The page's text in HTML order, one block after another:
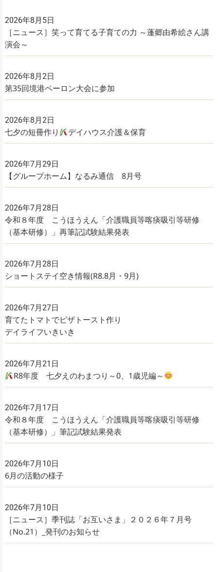
2026年8月5日
［ニュース］笑って育てる子育ての力 ～蓬郷由希絵さん講
演会～
2026年8月2日
第35回境港ペーロン大会に参加
2026年8月2日
七夕の短冊作り デイハウス介護＆保育
2026年7月29日
【グループホーム】なるみ通信 8月号
2026年7月28日
令和８年度 こうほうえん「介護職員等喀痰吸引等研修
（基本研修）」再筆記試験結果発表
2026年7月28日
ショートステイ空き情報(R8.8月・9月)
2026年7月27日
育てたトマトでピザトースト作り
デイライフいきいき
2026年7月21日
R8年度 七夕えのわまつり～0、1歳児編～
2026年7月17日
令和８年度 こうほうえん「介護職員等喀痰吸引等研修
（基本研修）」筆記試験結果発表
2026年7月10日
6月の活動の様子
2026年7月10日
［ニュース］季刊誌「お互いさま」２０２６年７月号
（No.21）_発刊のお知らせ